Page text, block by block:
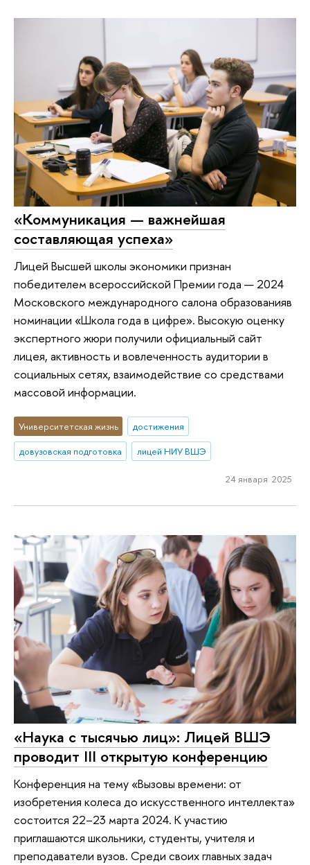
«Коммуникация — важнейшая
составляющая успеха»
Лицей Высшей школы экономики признан
победителем всероссийской Премии года — 2024
Московского международного салона образованияв
номинации «Школа года в цифре». Высокую оценку
экспертного жюри получили официальный сайт
лицея, активность и вовлеченность аудитории в
социальных сетях, взаимодействие со средствами
массовой информации.
Университетская жизнь
достижения
довузовская подготовка
лицей НИУ ВШЭ
24 января 2025
«Наука с тысячью лиц»: Лицей ВШЭ
проводит III открытую конференцию
Конференция на тему «Вызовы времени: от
изобретения колеса до искусственного интеллекта»
состоится 22–23 марта 2024. К участию
приглашаются школьники, студенты, учителя и
преподаватели вузов. Среди своих главных задач